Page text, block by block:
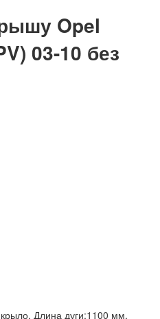
Opel
03-10 без
Длина дуги:1100 мм.